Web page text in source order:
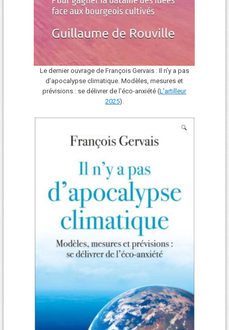
Le dernier ouvrage de François Gervais : Il n’y a pas
d’apocalypse climatique. Modèles, mesures et
prévisions : se délivrer de l’éco-anxiété (L'arti lleur
2025).